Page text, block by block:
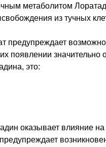
метаболитом
из тучных
предупреждает
появлении значительно
это:
оказывает влияние